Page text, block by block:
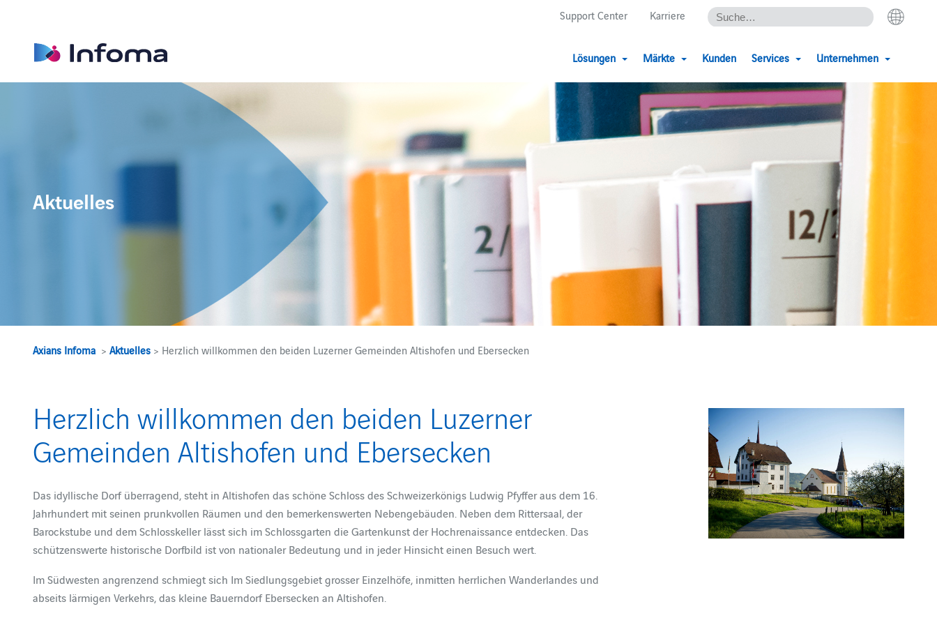
Support Center Karriere
Lösungen Märkte Kunden Services Unternehmen
Aktuelles
Axians Infoma >Aktuelles > Herzlich willkommen den beiden Luzerner Gemeinden Altishofen und Ebersecken
Herzlich willkommen den beiden Luzerner
Gemeinden Altishofen und Ebersecken
Das idyllische Dorf überragend, steht in Altishofen das schöne Schloss des Schweizerkönigs Ludwig Pfyffer aus dem 16.
Jahrhundert mit seinen prunkvollen Räumen und den bemerkenswerten Nebengebäuden. Neben dem Rittersaal, der
Barockstube und dem Schlosskeller lässt sich im Schlossgarten die Gartenkunst der Hochrenaissance entdecken. Das
schützenswerte historische Dorfbild ist von nationaler Bedeutung und in jeder Hinsicht einen Besuch wert.
Im Südwesten angrenzend schmiegt sich Im Siedlungsgebiet grosser Einzelhöfe, inmitten herrlichen Wanderlandes und
abseits lärmigen Verkehrs, das kleine Bauerndorf Ebersecken an Altishofen.